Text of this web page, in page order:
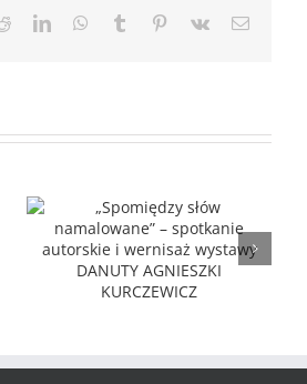
RedditLinkedInWhatsApp
Tumblr Pinterest
Vk Email